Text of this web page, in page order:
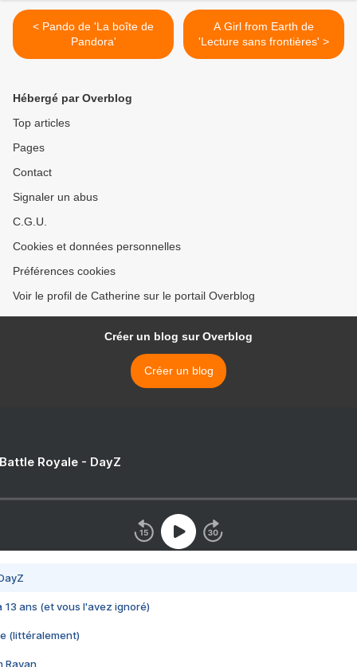
< Pando de 'La boîte de
Pandora'
A Girl from Earth de
'Lecture sans frontières' >
Hébergé par Overblog
Top articles
Pages
Contact
Signaler un abus
C.G.U.
Cookies et données personnelles
Préférences cookies
Voir le profil de Catherine sur le portail Overblog
Créer un blog sur Overblog
Créer un blog
Royale - DayZ
13 ans (et vous l'avez ignoré)
(littéralement)
Rayan